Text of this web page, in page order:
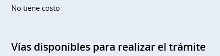
No tiene costo
Vías disponibles para realizar el trámite